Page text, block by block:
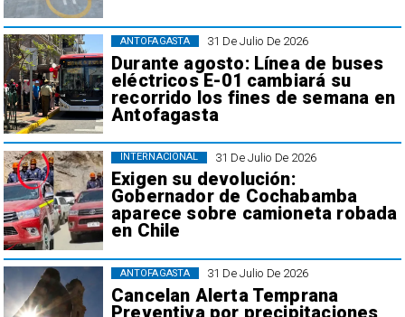
31 De Julio De 2026
Durante agosto: Línea de buses
eléctricos E-01 cambiará su
recorrido los fines de semana en
Antofagasta
ANTOFAGASTA
31 De Julio De 2026
Exigen su devolución:
Gobernador de Cochabamba
aparece sobre camioneta robada
en Chile
INTERNACIONAL
31 De Julio De 2026
Cancelan Alerta Temprana
ANTOFAGASTA